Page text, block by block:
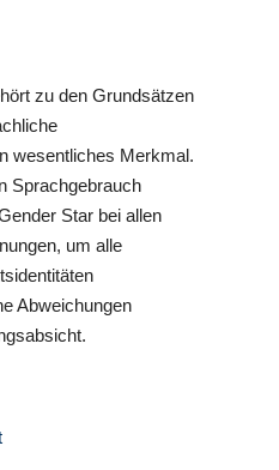
zu den Grundsätzen
wesentliches Merkmal.
Sprachgebrauch
Star bei allen
um alle
Abweichungen